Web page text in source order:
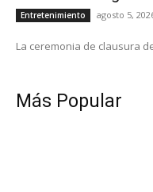
Entretenimiento agosto 5,
La ceremonia de clausura
Más Popular